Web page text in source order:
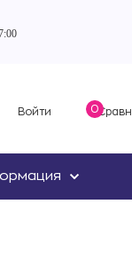
Войти 0